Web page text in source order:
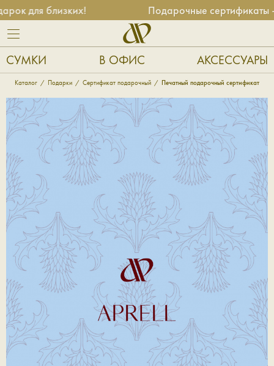
для близких! Подарочные сертификаты
СУМКИ В ОФИС АКСЕССУАРЫ
Каталог Подарки Сертификат подарочный Печатный подарочный сертификат